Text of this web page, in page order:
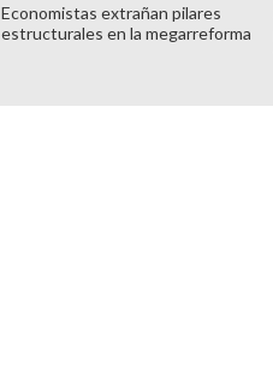
Economistas extrañan pilares
estructurales en la megarreforma